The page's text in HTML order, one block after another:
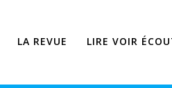
LA REVUE LIRE VOIR